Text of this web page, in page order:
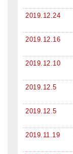
2019.12.24
2019.12.16
2019.12.10
2019.12.5
2019.12.5
2019.11.19